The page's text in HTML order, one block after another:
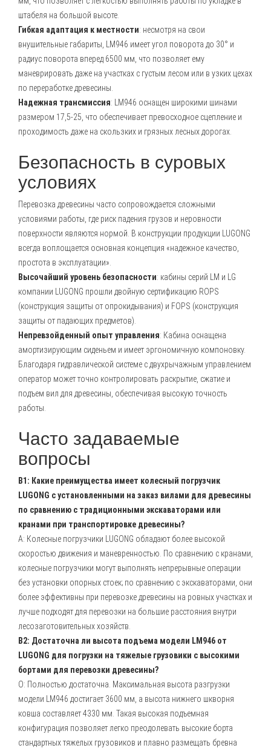
штабеля на большой высоте.
Гибкая адаптация к местности: несмотря на свои
внушительные габариты, LM946 имеет угол поворота до 30° и
радиус поворота вперед 6500 мм, что позволяет ему
маневрировать даже на участках с густым лесом или в узких цехах
по переработке древесины.
Надежная трансмиссия: LM946 оснащен широкими шинами
размером 17,5-25, что обеспечивает превосходное сцепление и
проходимость даже на скользких и грязных лесных дорогах.
Безопасность в суровых
условиях
Перевозка древесины часто сопровождается сложными
условиями работы, где риск падения грузов и неровности
поверхности являются нормой. В конструкции продукции LUGONG
всегда воплощается основная концепция «надежное качество,
простота в эксплуатации».
Высочайший уровень безопасности: кабины серий LM и LG
компании LUGONG прошли двойную сертификацию ROPS
(конструкция защиты от опрокидывания) и FOPS (конструкция
защиты от падающих предметов).
Непревзойденный опыт управления: Кабина оснащена
амортизирующим сиденьем и имеет эргономичную компоновку.
Благодаря гидравлической системе с двухрычажным управлением
оператор может точно контролировать раскрытие, сжатие и
подъем вил для древесины, обеспечивая высокую точность
работы.
Часто задаваемые
вопросы
В1: Какие преимущества имеет колесный погрузчик
LUGONG с установленными на заказ вилами для древесины
по сравнению с традиционными экскаваторами или
кранами при транспортировке древесины?
A: Колесные погрузчики LUGONG обладают более высокой
скоростью движения и маневренностью. По сравнению с кранами,
колесные погрузчики могут выполнять непрерывные операции
без установки опорных стоек; по сравнению с экскаваторами, они
более эффективны при перевозке древесины на ровных участках и
лучше подходят для перевозки на большие расстояния внутри
лесозаготовительных хозяйств.
В2: Достаточна ли высота подъема модели LM946 от
LUGONG для погрузки на тяжелые грузовики с высокими
бортами для перевозки древесины?
О: Полностью достаточна. Максимальная высота разгрузки
модели LM946 достигает 3600 мм, а высота нижнего шкворня
ковша составляет 4330 мм. Такая высокая подъемная
конфигурация позволяет легко преодолевать высокие борта
стандартных тяжелых грузовиков и плавно размещать бревна